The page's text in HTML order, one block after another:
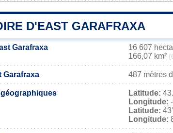
D'EAST GARAFRAXA
Garafraxa
16 607
166,07 km²
Garafraxa 487 mètres
Latitude:
Longitude:
Latitude:
Longitude: